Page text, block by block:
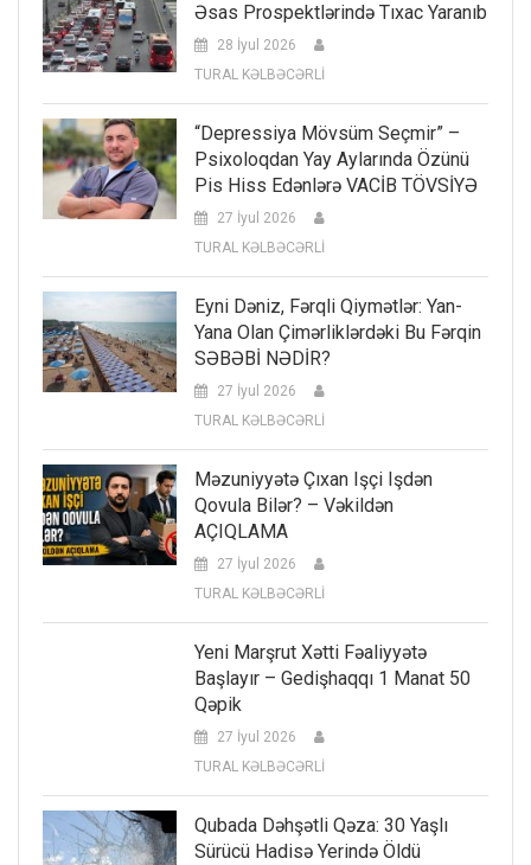
Əsas Prospektlərində Tıxac Yaranıb
28 İyul 2026
TURAL KƏLBƏCƏRLİ
“Depressiya Mövsüm Seçmir” –
Psixoloqdan Yay Aylarında Özünü
Pis Hiss Edənlərə VACİB TÖVSİYƏ
27 İyul 2026
TURAL KƏLBƏCƏRLİ
Eyni Dəniz, Fərqli Qiymətlər: Yan-
Yana Olan Çimərliklərdəki Bu Fərqin
SƏBƏBİ NƏDİR?
27 İyul 2026
TURAL KƏLBƏCƏRLİ
Məzuniyyətə Çıxan Işçi Işdən
Qovula Bilər? – Vəkildən
AÇIQLAMA
27 İyul 2026
TURAL KƏLBƏCƏRLİ
Yeni Marşrut Xətti Fəaliyyətə
Başlayır – Gedişhaqqı 1 Manat 50
Qəpik
27 İyul 2026
TURAL KƏLBƏCƏRLİ
Qubada Dəhşətli Qəza: 30 Yaşlı
Sürücü Hadisə Yerində Öldü